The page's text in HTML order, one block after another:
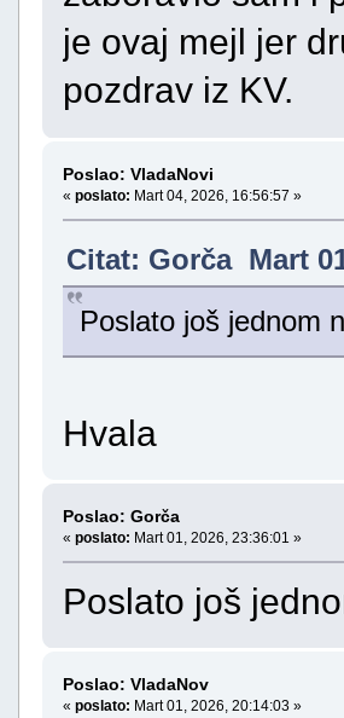
je ovaj mejl jer
pozdrav iz KV.
Poslao: VladaNovi
« poslato: Mart 04, 2026, 16:56:57 »
Citat: Gorča Mart
Poslato još jednom
Hvala
Poslao: Gorča
« poslato: Mart 01, 2026, 23:36:01 »
Poslato još
Poslao: VladaNov
« poslato: Mart 01, 2026, 20:14:03 »